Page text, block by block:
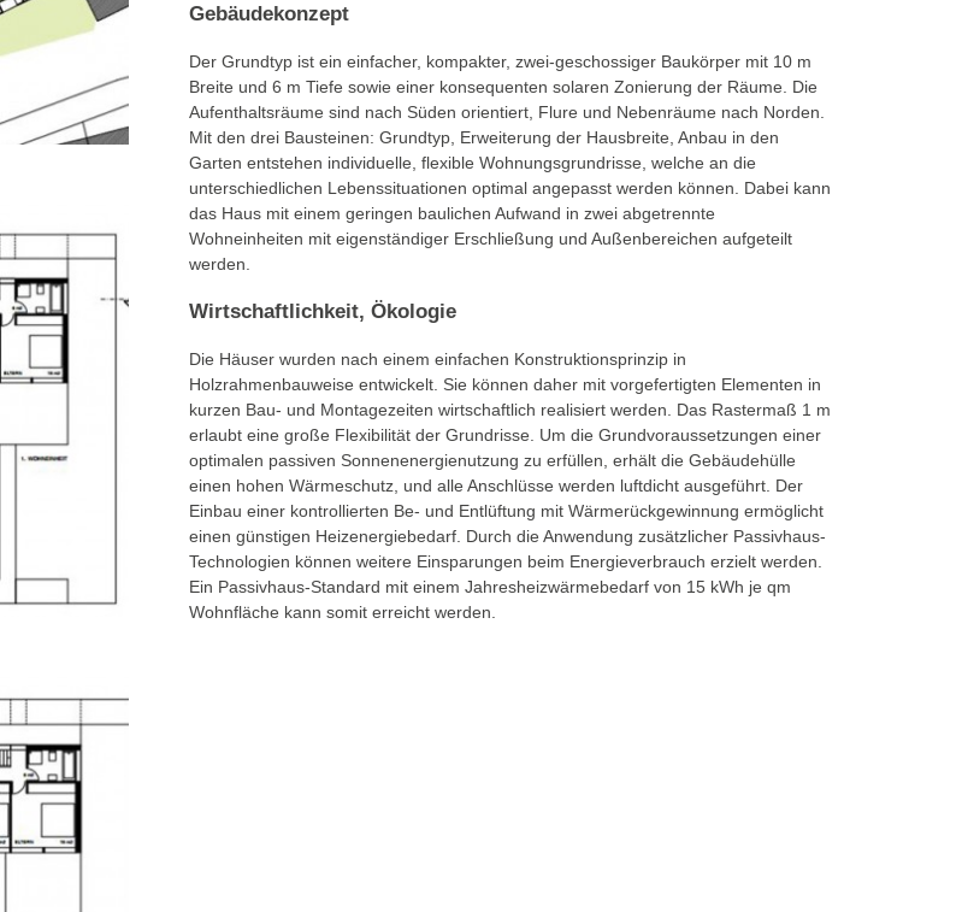
Gebäudekonzept
Der Grundtyp ist ein einfacher, kompakter, zwei-geschossiger Baukörper mit 10 m
Breite und 6 m Tiefe sowie einer konsequenten solaren Zonierung der Räume. Die
Aufenthaltsräume sind nach Süden orientiert, Flure und Nebenräume nach Norden.
Mit den drei Bausteinen: Grundtyp, Erweiterung der Hausbreite, Anbau in den
Garten entstehen individuelle, flexible Wohnungsgrundrisse, welche an die
unterschiedlichen Lebenssituationen optimal angepasst werden können. Dabei kann
das Haus mit einem geringen baulichen Aufwand in zwei abgetrennte
Wohneinheiten mit eigenständiger Erschließung und Außenbereichen aufgeteilt
werden.
Wirtschaftlichkeit, Ökologie
Die Häuser wurden nach einem einfachen Konstruktionsprinzip in
Holzrahmenbauweise entwickelt. Sie können daher mit vorgefertigten Elementen in
kurzen Bau- und Montagezeiten wirtschaftlich realisiert werden. Das Rastermaß 1 m
erlaubt eine große Flexibilität der Grundrisse. Um die Grundvoraussetzungen einer
optimalen passiven Sonnenenergienutzung zu erfüllen, erhält die Gebäudehülle
einen hohen Wärmeschutz, und alle Anschlüsse werden luftdicht ausgeführt. Der
Einbau einer kontrollierten Be- und Entlüftung mit Wärmerückgewinnung ermöglicht
einen günstigen Heizenergiebedarf. Durch die Anwendung zusätzlicher Passivhaus-
Technologien können weitere Einsparungen beim Energieverbrauch erzielt werden.
Ein Passivhaus-Standard mit einem Jahresheizwärmebedarf von 15 kWh je qm
Wohnfläche kann somit erreicht werden.